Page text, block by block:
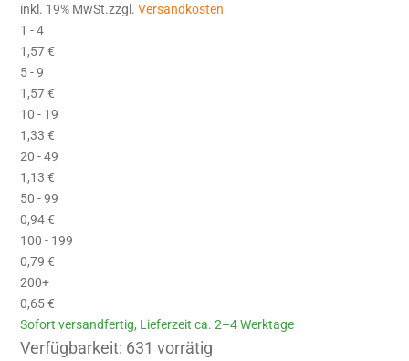
inkl. 19% MwSt.zzgl.Versandkosten
1 - 4
1,57€
5 - 9
1,57€
10 - 19
1,33€
20 - 49
1,13€
50 - 99
0,94€
100 - 199
0,79€
200+
0,65€
Sofort versandfertig, Lieferzeit ca. 2–4 Werktage
Verfügbarkeit: 631 vorrätig
GP-BZ-015X015-M4X13-NR57 Menge